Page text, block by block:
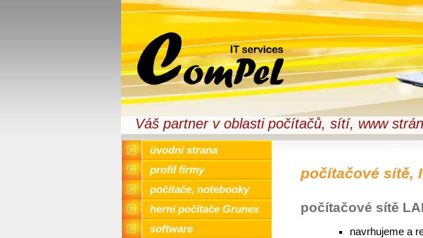
Váš partner v oblasti počítačů, sítí, www
úvodní strana
profil firmy
počítače, notebooky
herní počítače Grunex
software
počítačové sítě,
počítačové sítě
navrhujeme a